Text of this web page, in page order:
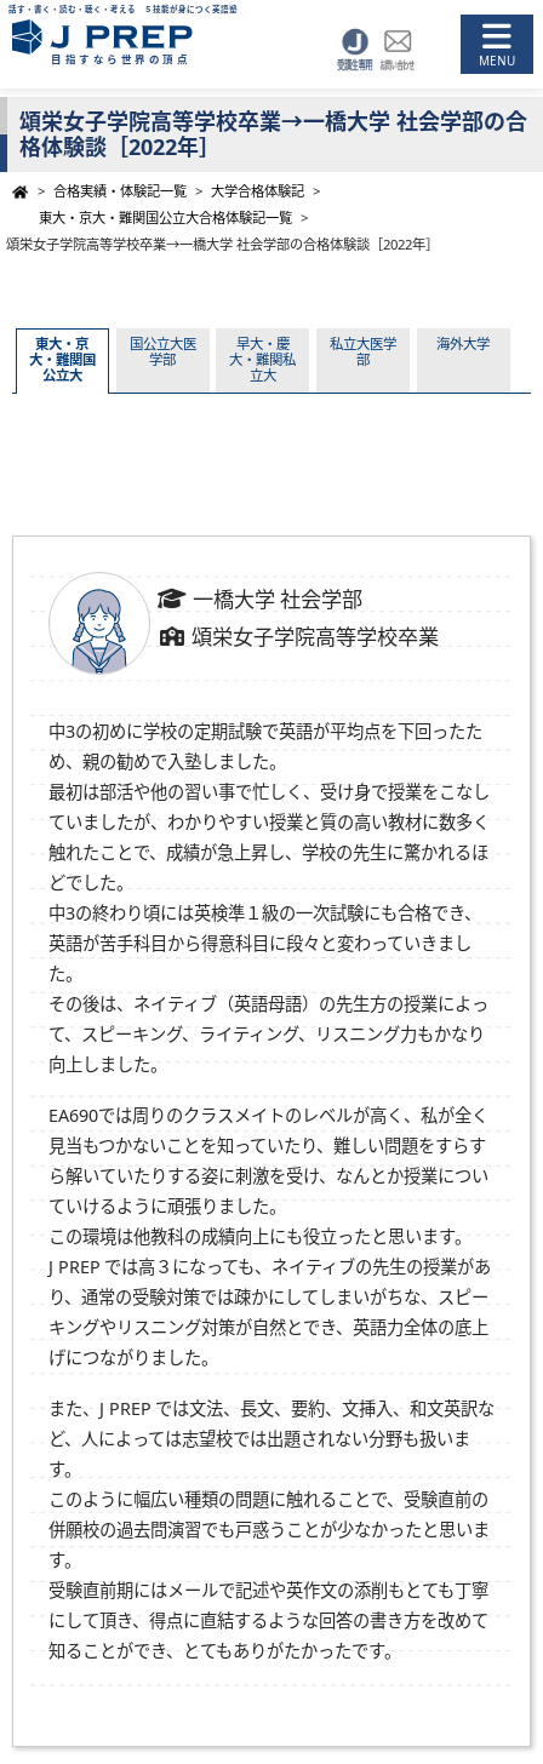
話す・書く・読む・聴く・考える ５技能が身につく英語塾
目指すなら世界の頂点
頌栄女子学院高等学校卒業→一橋大学 社会学部の合
格体験談［2022年］
> 合格実績・体験記一覧 > 大学合格体験記 >
東大・京大・難関国公立大合格体験記一覧 >
頌栄女子学院高等学校卒業→一橋大学 社会学部の合格体験談［2022年］
東大・京
大・難関国
公立大
国公立大医
学部
早大・慶
大・難関私
立大
私立大医学
部
海外大学
一橋大学 社会学部
頌栄女子学院高等学校卒業
中3の初めに学校の定期試験で英語が平均点を下回ったた
め、親の勧めで入塾しました。
最初は部活や他の習い事で忙しく、受け身で授業をこなし
ていましたが、わかりやすい授業と質の高い教材に数多く
触れたことで、成績が急上昇し、学校の先生に驚かれるほ
どでした。
中3の終わり頃には英検準１級の一次試験にも合格でき、
英語が苦手科目から得意科目に段々と変わっていきまし
た。
その後は、ネイティブ（英語母語）の先生方の授業によっ
て、スピーキング、ライティング、リスニング力もかなり
向上しました。
EA690では周りのクラスメイトのレベルが高く、私が全く
見当もつかないことを知っていたり、難しい問題をすらす
ら解いていたりする姿に刺激を受け、なんとか授業につい
ていけるように頑張りました。
この環境は他教科の成績向上にも役立ったと思います。
J PREP では高３になっても、ネイティブの先生の授業があ
り、通常の受験対策では疎かにしてしまいがちな、スピー
キングやリスニング対策が自然とでき、英語力全体の底上
げにつながりました。
また、 J PREP では文法、長文、要約、文挿入、和文英訳な
ど、人によっては志望校では出題されない分野も扱いま
す。
このように幅広い種類の問題に触れることで、受験直前の
併願校の過去問演習でも戸惑うことが少なかったと思いま
す。
受験直前期にはメールで記述や英作文の添削もとても丁寧
にして頂き、得点に直結するような回答の書き方を改めて
知ることができ、とてもありがたかったです。